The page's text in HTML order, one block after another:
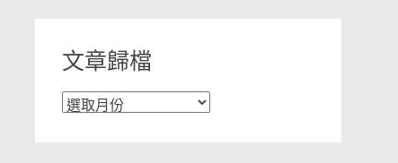
文章歸檔
文